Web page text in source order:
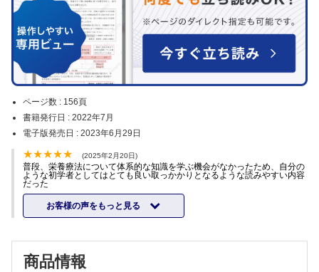
ページ数 : 156頁
書籍発行日 : 2022年7月
電子版発売日 : 2023年6月29日
(2025年2月20日)
普段、栄養療法について体系的な知識を学ぶ機会がなかったため、自分の
ような初学者としてはとても良い取っかかりとなるような読みやすい内容
だった
お客様の声をもっと見る
商品情報